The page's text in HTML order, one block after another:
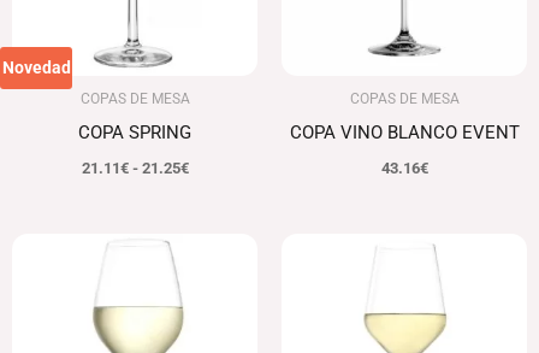
Novedad
COPAS DE MESA
COPA SPRING
21.11€ - 21.25€
COPAS DE MESA
COPA VINO BLANCO EVENT
43.16€